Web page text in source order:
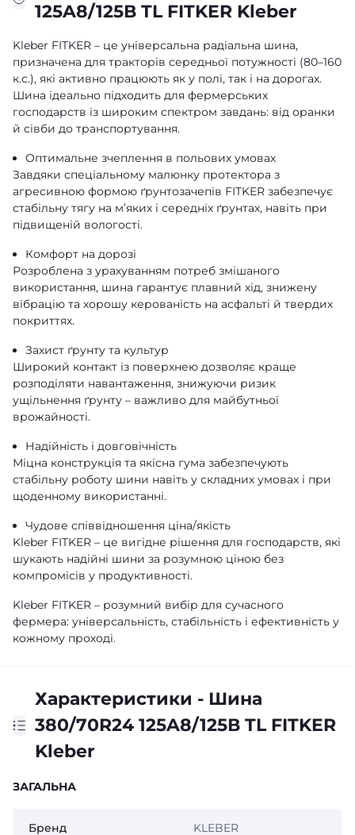
125A8/125В TL FITKER Kleber
Kleber FITKER – це універсальна радіальна шина,
призначена для тракторів середньої потужності (80–160
к.с.), які активно працюють як у полі, так і на дорогах.
Шина ідеально підходить для фермерських
господарств із широким спектром завдань: від оранки
й сівби до транспортування.
Оптимальне зчеплення в польових умовах
Завдяки спеціальному малюнку протектора з
агресивною формою ґрунтозачепів FITKER забезпечує
стабільну тягу на м’яких і середніх ґрунтах, навіть при
підвищеній вологості.
Комфорт на дорозі
Розроблена з урахуванням потреб змішаного
використання, шина гарантує плавний хід, знижену
вібрацію та хорошу керованість на асфальті й твердих
покриттях.
Захист ґрунту та культур
Широкий контакт із поверхнею дозволяє краще
розподіляти навантаження, знижуючи ризик
ущільнення ґрунту – важливо для майбутньої
врожайності.
Надійність і довговічність
Міцна конструкція та якісна гума забезпечують
стабільну роботу шини навіть у складних умовах і при
щоденному використанні.
Чудове співвідношення ціна/якість
Kleber FITKER – це вигідне рішення для господарств, які
шукають надійні шини за розумною ціною без
компромісів у продуктивності.
Kleber FITKER – розумний вибір для сучасного
фермера: універсальність, стабільність і ефективність у
кожному проході.
Характеристики - Шина
380/70R24 125A8/125В TL FITKER
Kleber
ЗАГАЛЬНА
Бренд KLEBER